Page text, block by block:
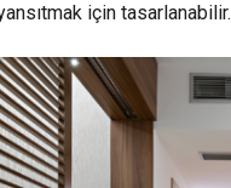
için tasarlanabilir.